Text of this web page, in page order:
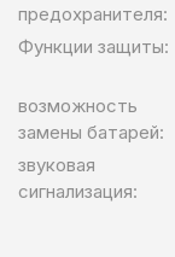
предохранителя:
Функции защиты:
возможность
замены батарей:
звуковая
сигнализация: